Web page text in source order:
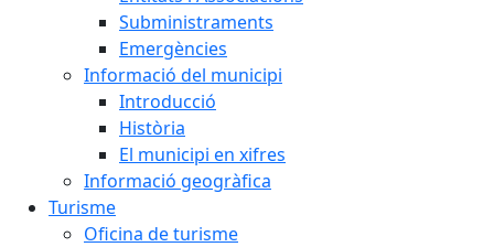
Subministraments
Emergències
Informació del municipi
Introducció
Història
El municipi en xifres
Informació geogràfica
Turisme
Oficina de turisme